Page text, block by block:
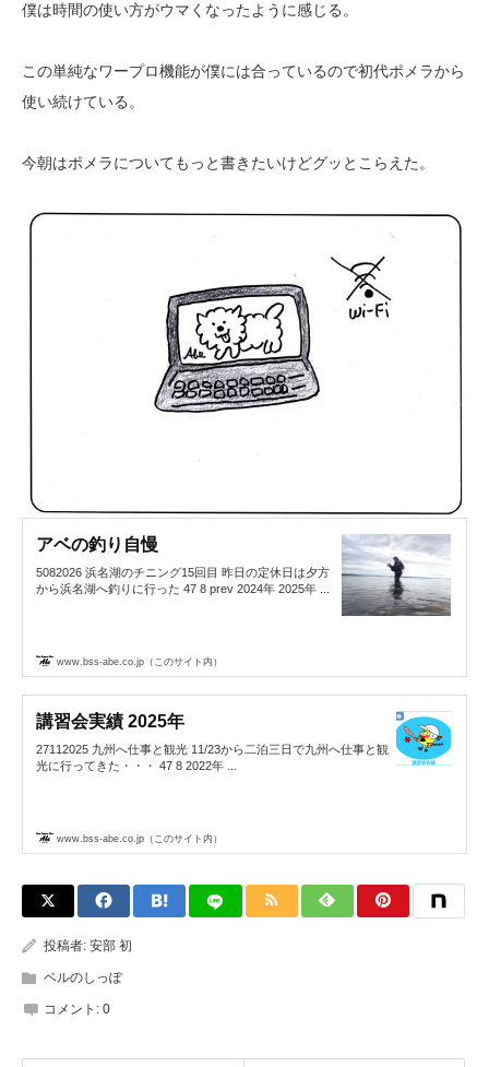
僕は時間の使い方がウマくなったように感じる。
この単純なワープロ機能が僕には合っているので初代ポメラから
使い続けている。
今朝はポメラについてもっと書きたいけどグッとこらえた。
アベの釣り自慢
5082026 浜名湖のチニング15回目 昨日の定休日は夕方
から浜名湖へ釣りに行った 47 8 prev 2024年 2025年 ...
www.bss-abe.co.jp（このサイト内）
講習会実績 2025年
27112025 九州へ仕事と観光 11/23から二泊三日で九州へ仕事と観
光に行ってきた・・・ 47 8 2022年 ...
www.bss-abe.co.jp（このサイト内）
投稿者: 安部 初
ベルのしっぽ
コメント: 0